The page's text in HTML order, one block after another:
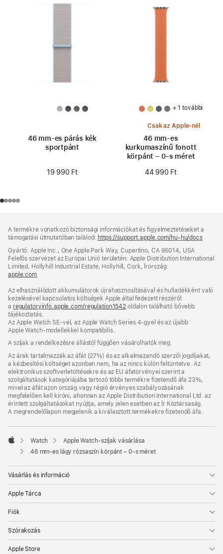
46 mm-es párás kék
sportpánt
19 990 Ft
+ 1 további
Csak az Apple-nél
46 mm-es
kurkumaszínű fonott
körpánt – 0-s méret
44 990 Ft
A termékre vonatkozó biztonsági információkat és figyelmeztetéseket a
támogatási útmutatóban találod: https://support.apple.com/hu-hu/docs(új
meg)
Gyártó: Apple Inc., One Apple Park Way, Cupertino, CA 95014, USA
Felelős szervezet az Európai Unió területén: Apple Distribution International
Limited, Hollyhill Industrial Estate, Hollyhill, Cork, Írország
apple.com(új
nyílik
meg)
Az elhasználódott akkumulátorok újrahasznosításával és hulladékként való
kezelésével kapcsolatos költségek Apple által fedezett részéről
a regulatoryinfo.apple.com/regulation1542 (új
nyílik
oldalon található bővebb
tájékoztatás.
Az Apple Watch SE-vel, az Apple Watch Series 4-gyel és az újabb
Apple Watch-modellekkel kompatibilis.
A szíjak a rendelkezésre állástól függően vásárolhatók meg.
Az árak tartalmazzák az áfát (27%) és az alkalmazandó szerzői jogdíjakat,
a kézbesítési költséget azonban nem, ha az nincs külön feltüntetve. Az
elektronikus szoftverletöltésekre és az EU áfatörvényei szerint a
szolgáltatások kategóriájába tartozó többi termékre fizetendő áfa 23%,
mivel az áfát azon ország vagy régió érvényes szabályozásának
megfelelően kell kiróni, ahonnan az Apple Distribution International Ltd. az
érintett szolgáltatásokat nyújtja, amely jelen esetben az Ír Köztársaság.
A megrendelőlapon megjelenik a kiválasztott termékekre fizetendő áfa.
Apple
Watch
Apple Watch-szíjak vásárlása
46 mm-es lágy rózsaszín körpánt – 0-s méret
Vásárlás és információ
Apple Tárca
Fiók
Szórakozás
Apple Store